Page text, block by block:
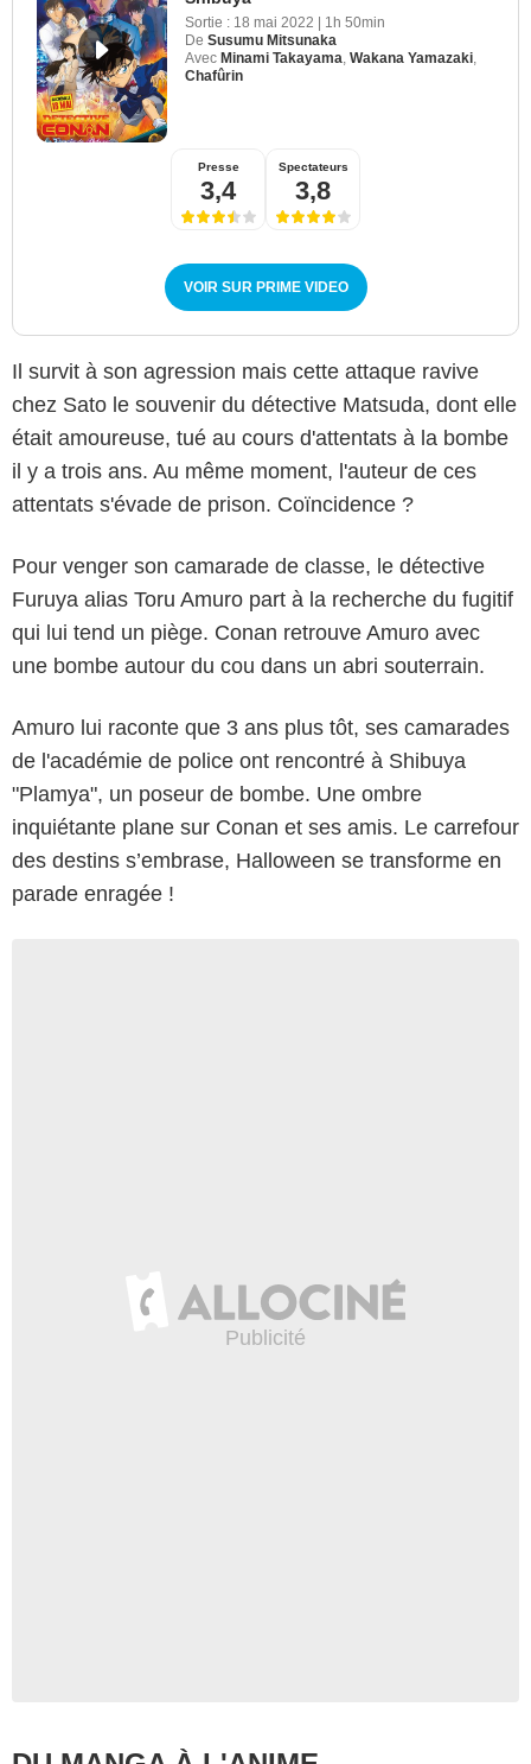
Sortie : 18 mai 2022 | 1h 50min
De Susumu Mitsunaka
Avec Minami Takayama Wakana Yamazaki
Chafûrin
Presse
3,4
Spectateurs
3,8
VOIR SUR PRIME VIDEO
Il survit à son agression mais cette attaque ravive
chez Sato le souvenir du détective Matsuda, dont elle
était amoureuse, tué au cours d'attentats à la bombe
il y a trois ans. Au même moment, l'auteur de ces
attentats s'évade de prison. Coïncidence ?
Pour venger son camarade de classe, le détective
Furuya alias Toru Amuro part à la recherche du fugitif
qui lui tend un piège. Conan retrouve Amuro avec
une bombe autour du cou dans un abri souterrain.
Amuro lui raconte que 3 ans plus tôt, ses camarades
de l'académie de police ont rencontré à Shibuya
"Plamya", un poseur de bombe. Une ombre
inquiétante plane sur Conan et ses amis. Le carrefour
des destins s’embrase, Halloween se transforme en
parade enragée !